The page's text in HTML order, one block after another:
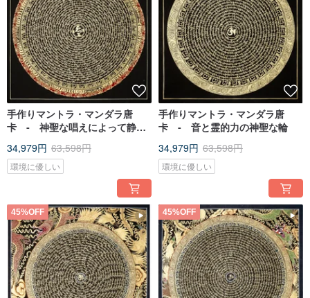
手作りマントラ・マンダラ唐
卡 ‐ 神聖な唱えによって静け
34,979円 63,598円
環境に優しい
手作りマントラ・マンダラ唐
卡 ‐ 音と霊的力の神聖な輪
34,979円 63,598円
環境に優しい
45%OFF 45%OFF